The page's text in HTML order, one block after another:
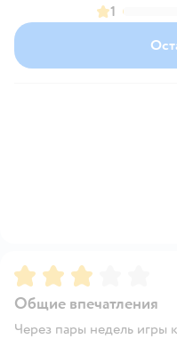
1
Рейтинг:3
Общие впечатления
Через пары недель игры